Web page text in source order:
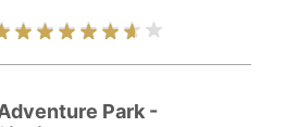
Park -